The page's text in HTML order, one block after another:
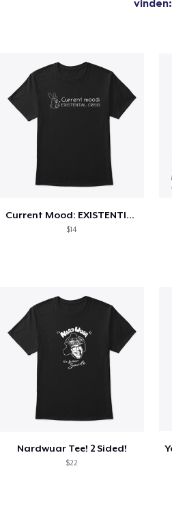
Current Mood: EXISTENTIAL CRISIS
$14
Nardwuar Tee! 2 Sided!
$22